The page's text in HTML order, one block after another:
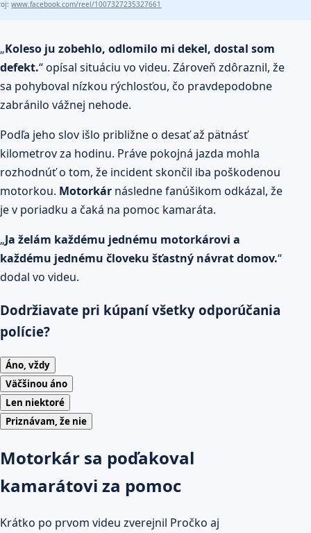
www.facebook.com/reel/1007327235327661
„Koleso ju zobehlo, odlomilo mi dekel, dostal som
defekt.“ opísal situáciu vo videu. Zároveň zdôraznil, že
sa pohyboval nízkou rýchlosťou, čo pravdepodobne
zabránilo vážnej nehode.
Podľa jeho slov išlo približne o desať až pätnásť
kilometrov za hodinu. Práve pokojná jazda mohla
rozhodnúť o tom, že incident skončil iba poškodenou
motorkou. Motorkár následne fanúšikom odkázal, že
je v poriadku a čaká na pomoc kamaráta.
„Ja želám každému jednému motorkárovi a
každému jednému človeku šťastný návrat domov.“
dodal vo videu.
Dodržiavate pri kúpaní všetky odporúčania
polície?
Áno, vždy
Väčšinou áno
Len niektoré
Priznávam, že nie
Motorkár sa poďakoval
kamarátovi za pomoc
Krátko po prvom videu zverejnil Pročko aj